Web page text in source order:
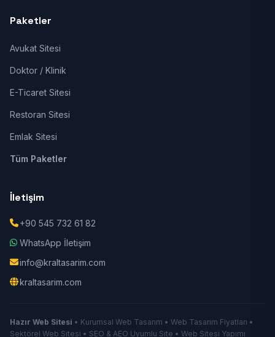
Paketler
Avukat Sitesi
Doktor / Klinik
E-Ticaret Sitesi
Restoran Sitesi
Emlak Sitesi
Tüm Paketler
İletişim
+90 545 732 61 82
WhatsApp İletişim
info@kraltasarim.com
kraltasarim.com
Hazır Web Sitesi • Kurumsal Web Tasarım • Web Tasarım Fiyatları •
Sektörel Web Sitesi • SEO & AEO Uyumlu Site • Web Sitesi Yapımı